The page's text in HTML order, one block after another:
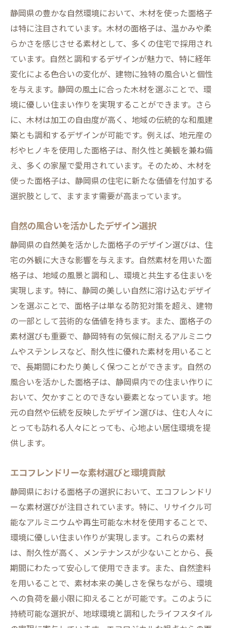
静岡県の豊かな自然環境において、木材を使った面格子
は特に注目されています。木材の面格子は、温かみや柔
らかさを感じさせる素材として、多くの住宅で採用され
ています。自然と調和するデザインが魅力で、特に経年
変化による色合いの変化が、建物に独特の風合いと個性
を与えます。静岡の風土に合った木材を選ぶことで、環
境に優しい住まい作りを実現することができます。さら
に、木材は加工の自由度が高く、地域の伝統的な和風建
築とも調和するデザインが可能です。例えば、地元産の
杉やヒノキを使用した面格子は、耐久性と美観を兼ね備
え、多くの家屋で愛用されています。そのため、木材を
使った面格子は、静岡県の住宅に新たな価値を付加する
選択肢として、ますます需要が高まっています。
自然の風合いを活かしたデザイン選択
静岡県の自然美を活かした面格子のデザイン選びは、住
宅の外観に大きな影響を与えます。自然素材を用いた面
格子は、地域の風景と調和し、環境と共生する住まいを
実現します。特に、静岡の美しい自然に溶け込むデザイ
ンを選ぶことで、面格子は単なる防犯対策を超え、建物
の一部として芸術的な価値を持ちます。また、面格子の
素材選びも重要で、静岡特有の気候に耐えるアルミニウ
ムやステンレスなど、耐久性に優れた素材を用いること
で、長期間にわたり美しく保つことができます。自然の
風合いを活かした面格子は、静岡県内での住まい作りに
おいて、欠かすことのできない要素となっています。地
元の自然や伝統を反映したデザイン選びは、住む人々に
とっても訪れる人々にとっても、心地よい居住環境を提
供します。
エコフレンドリーな素材選びと環境貢献
静岡県における面格子の選択において、エコフレンドリ
ーな素材選びが注目されています。特に、リサイクル可
能なアルミニウムや再生可能な木材を使用することで、
環境に優しい住まい作りが実現します。これらの素材
は、耐久性が高く、メンテナンスが少ないことから、長
期間にわたって安心して使用できます。また、自然塗料
を用いることで、素材本来の美しさを保ちながら、環境
への負荷を最小限に抑えることが可能です。このように
持続可能な選択が、地球環境と調和したライフスタイル